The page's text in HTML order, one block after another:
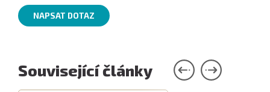
NAPSAT DOTAZ
Související články